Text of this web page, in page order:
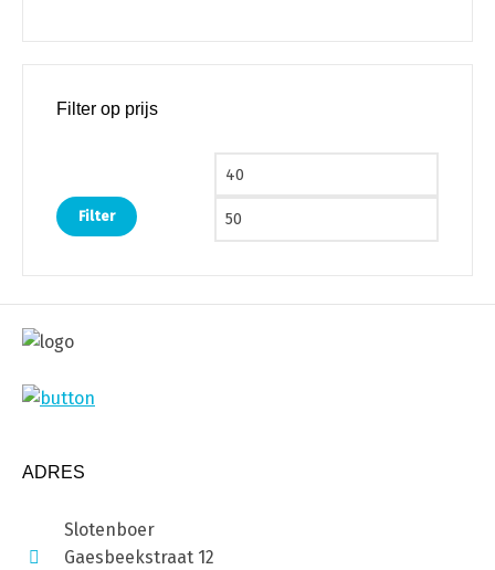
Filter op prijs
Min. prijs
Filter
ADRES
Slotenboer
Gaesbeekstraat 12